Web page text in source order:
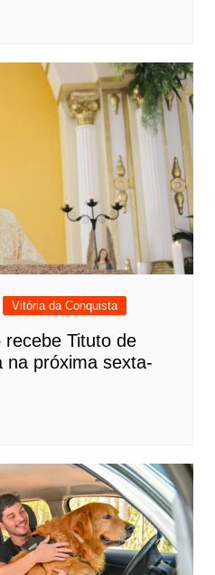
Vitória da Conquista
recebe Tituto de
na próxima sexta-